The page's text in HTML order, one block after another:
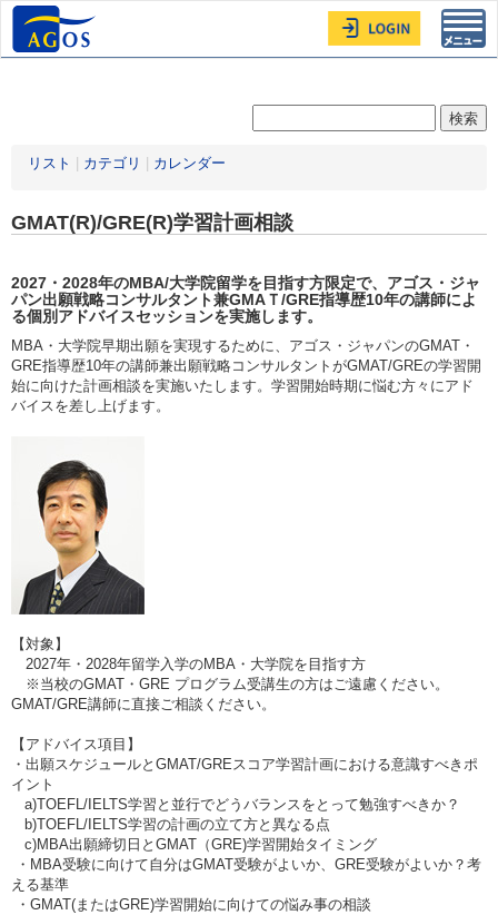
リスト カテゴリ カレンダー
GMAT(R)/GRE(R)学習計画相談
2027・2028年のMBA/大学院留学を目指す方限定で、アゴス・ジャ
パン出願戦略コンサルタント兼GMAＴ/GRE指導歴10年の講師によ
る個別アドバイスセッションを実施します。
MBA・大学院早期出願を実現するために、アゴス・ジャパンのGMAT・
GRE指導歴10年の講師兼出願戦略コンサルタントがGMAT/GREの学習開
始に向けた計画相談を実施いたします。学習開始時期に悩む方々にアド
バイスを差し上げます。
【対象】
2027年・2028年留学入学のMBA・大学院を目指す方
※当校のGMAT・GRE プログラム受講生の方はご遠慮ください。
GMAT/GRE講師に直接ご相談ください。
【アドバイス項目】
・出願スケジュールとGMAT/GREスコア学習計画における意識すべきポ
イント
a)TOEFL/IELTS学習と並行でどうバランスをとって勉強すべきか？
b)TOEFL/IELTS学習の計画の立て方と異なる点
c)MBA出願締切日とGMAT（GRE)学習開始タイミング
・MBA受験に向けて自分はGMAT受験がよいか、GRE受験がよいか？考
える基準
・GMAT(またはGRE)学習開始に向けての悩み事の相談